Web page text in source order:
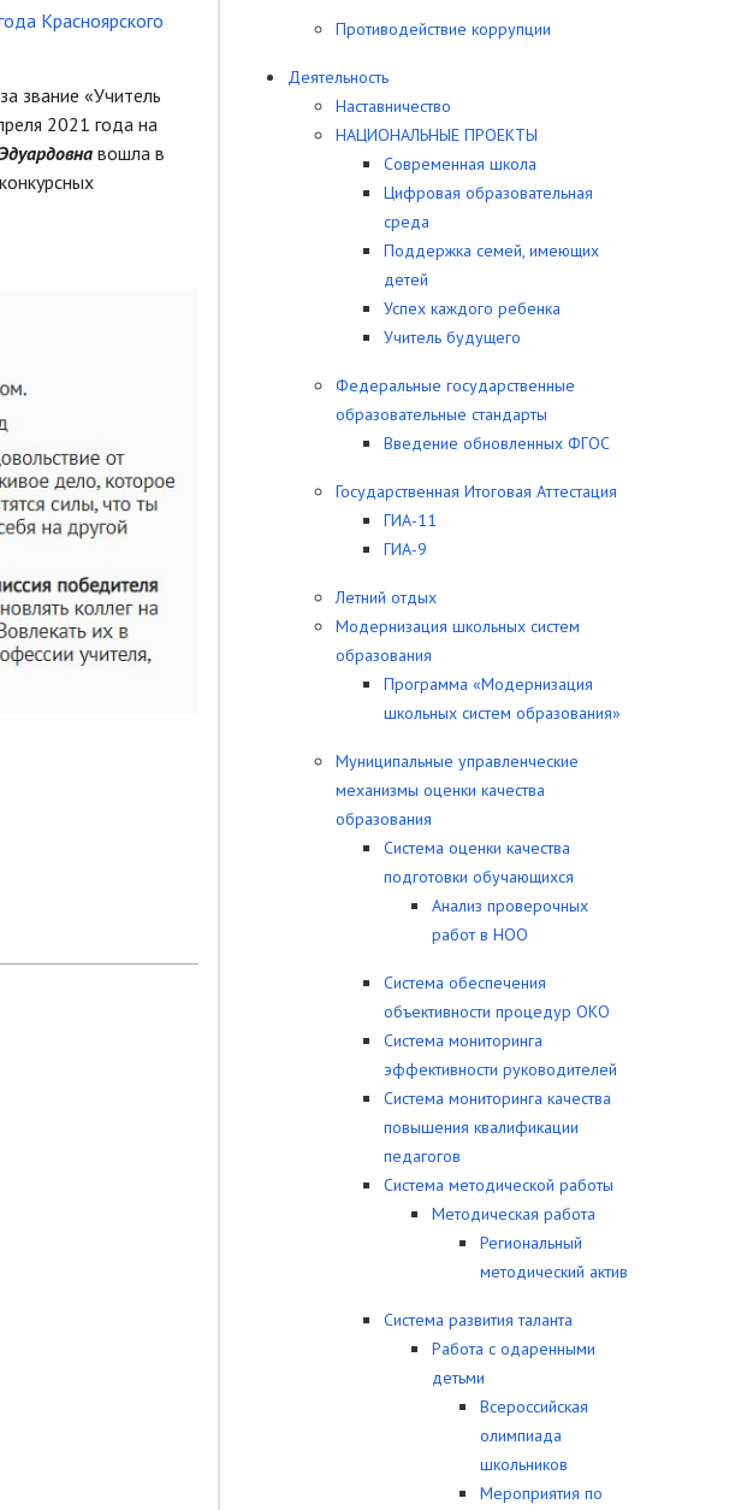
Красноярского
звание «Учитель
2021 года на
вошла в
Противодействие коррупции
Деятельность
Наставничество
НАЦИОНАЛЬНЫЕ ПРОЕКТЫ
Современная школа
Цифровая образовательная
среда
Поддержка семей, имеющих
детей
Успех каждого ребенка
Учитель будущего
Федеральные государственные
образовательные стандарты
Введение обновленных ФГОС
Государственная Итоговая Аттестация
ГИА-11
ГИА-9
Летний отдых
Модернизация школьных систем
образования
Программа «Модернизация
школьных систем образования»
Муниципальные управленческие
механизмы оценки качества
образования
Система оценки качества
подготовки обучающихся
Анализ проверочных
работ в НОО
Система обеспечения
объективности процедур ОКО
Система мониторинга
эффективности руководителей
Система мониторинга качества
повышения квалификации
педагогов
Система методической работы
Методическая работа
Региональный
методический актив
Система развития таланта
Работа с одаренными
детьми
Всероссийская
олимпиада
школьников
Мероприятия по